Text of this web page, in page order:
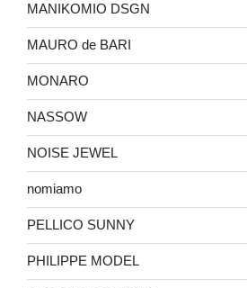
MANIKOMIO DSGN
MAURO de BARI
MONARO
NASSOW
NOISE JEWEL
nomiamo
PELLICO SUNNY
PHILIPPE MODEL